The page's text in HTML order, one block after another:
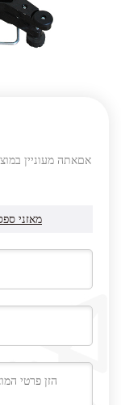
אםאתה מעוניין
מאזני